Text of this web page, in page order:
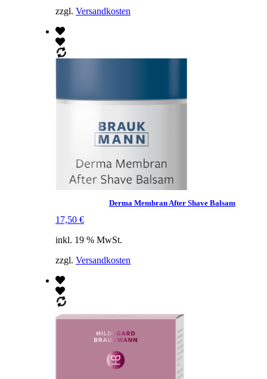
zzgl. Versandkosten
Derma Membran After Shave Balsam
17,50 €
inkl. 19 % MwSt.
zzgl. Versandkosten